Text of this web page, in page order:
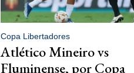
Copa Libertadores
Atlético Mineiro vs
Fluminense, por Copa